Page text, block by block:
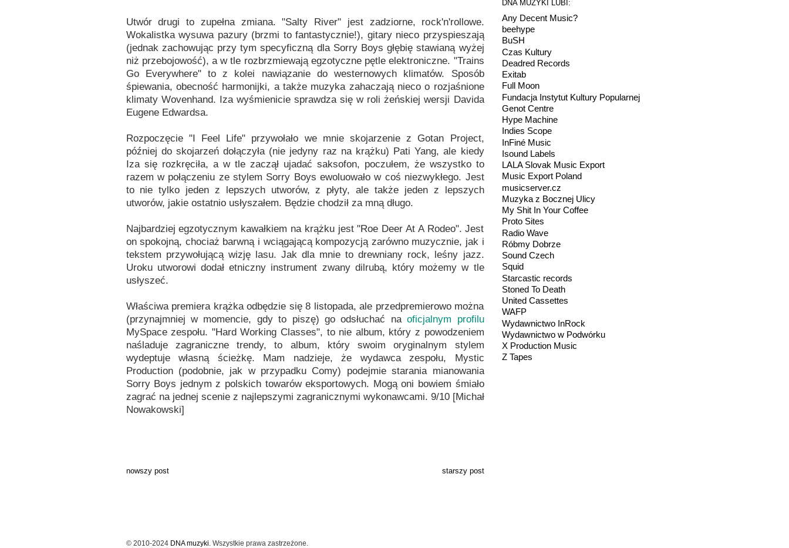
Utwór drugi to zupełna zmiana. "Salty River" jest zadziorne, rock'n'rollowe.
Wokalistka wysuwa pazury (brzmi to fantastycznie!), gitary nieco przyspieszają
(jednak zachowując przy tym specyficzną dla Sorry Boys głębię stawianą wyżej
niż przebojowość), a w tle rozbrzmiewają egzotyczne pętle elektroniczne. "Trains
Go Everywhere" to z kolei nawiązanie do westernowych klimatów. Sposób
śpiewania, obecność harmonijki, a także muzyka zahaczają nieco o rozjaśnione
klimaty Wovenhand. Iza wyśmienicie sprawdza się w roli żeńskiej wersji Davida
Eugene Edwardsa.
Rozpoczęcie "I Feel Life" przywołało we mnie skojarzenie z Gotan Project,
później do skojarzeń dołączyła (nie jedyny raz na krążku) Pati Yang, ale kiedy
Iza się rozkręciła, a w tle zaczął ujadać saksofon, poczułem, że wszystko to
razem w połączeniu ze stylem Sorry Boys ewoluowało w coś niezwykłego. Jest
to nie tylko jeden z lepszych utworów, z płyty, ale także jeden z lepszych
utworów, jakie ostatnio usłyszałem. Będzie chodził za mną długo.
Najbardziej egzotycznym kawałkiem na krążku jest "Roe Deer At A Rodeo". Jest
on spokojną, chociaż barwną i wciągającą kompozycją zarówno muzycznie, jak i
tekstem przywołującą wizję lasu. Jak dla mnie to drewniany rock, leśny jazz.
Uroku utworowi dodał etniczny instrument zwany dilrubą, który możemy w tle
usłyszeć.
Właściwa premiera krążka odbędzie się 8 listopada, ale przedpremierowo można
(przynajmniej w momencie, gdy to piszę) go odsłuchać naoficjalnym profilu
MySpace zespołu. "Hard Working Classes", to nie album, który z powodzeniem
naśladuje zagraniczne trendy, to album, który swoim oryginalnym stylem
wydeptuje własną ścieżkę. Mam nadzieje, że wydawca zespołu, Mystic
Production (podobnie, jak w przypadku Comy) podejmie starania mianowania
Sorry Boys jednym z polskich towarów eksportowych. Mogą oni bowiem śmiało
zagrać na jednej scenie z najlepszymi zagranicznymi wykonawcami. 9/10 [Michał
Nowakowski]
nowszy post starszy post
DNA MUZYKI LUBI:
Any Decent Music?
beehype
BuSH
Czas Kultury
Deadred Records
Exitab
Full Moon
Fundacja Instytut Kultury Popularnej
Genot Centre
Hype Machine
Indies Scope
InFiné Music
Isound Labels
LALA Slovak Music Export
Music Export Poland
musicserver.cz
Muzyka z Bocznej Ulicy
My Shit In Your Coffee
Proto Sites
Radio Wave
Róbmy Dobrze
Sound Czech
Squid
Starcastic records
Stoned To Death
United Cassettes
WAFP
Wydawnictwo InRock
Wydawnictwo w Podwórku
X Production Music
Z Tapes
© 2010-2024 DNA muzyki . Wszystkie prawa zastrzeżone.